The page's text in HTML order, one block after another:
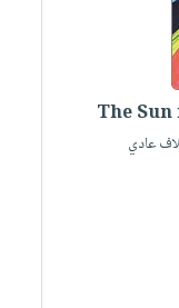
The
عادي